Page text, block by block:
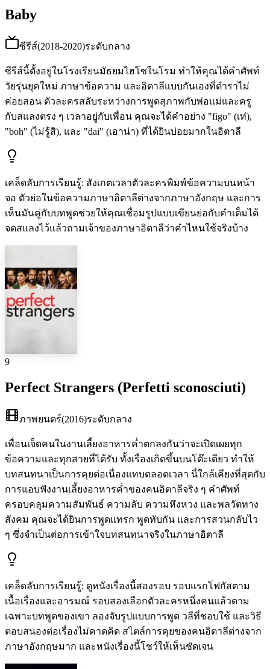
Baby
ซีรีส์(2018-2020)ระดับกลาง
ซีรีส์นี้ตั้งอยู่ในโรงเรียนมัธยมไฮโซในโรม ทำให้คุณได้คำศัพท์
วัยรุ่นยุคใหม่ ภาษาข้อความ และอิตาลีแบบกันเองที่ตำราไม่
ค่อยสอน ตัวละครสลับระหว่างการพูดสุภาพกับพ่อแม่และครู
กับสแลงตรง ๆ เวลาอยู่กับเพื่อน คุณจะได้คำอย่าง "figo" (เท่),
"boh" (ไม่รู้สิ), และ "dai" (เอาน่า) ที่ได้ยินบ่อยมากในอิตาลี
เคล็ดลับการเรียนรู้: สังเกตเวลาตัวละครพิมพ์ข้อความบนหน้า
จอ ตัวย่อในข้อความภาษาอิตาลีต่างจากภาษาอังกฤษ และการ
เห็นมันคู่กับบทพูดช่วยให้คุณเชื่อมรูปแบบเขียนย่อกับคำเต็มได้
จดสแลงไว้แล้วถามเจ้าของภาษาอิตาลีว่าคำไหนใช้จริงบ้าง
9
Perfect Strangers (Perfetti sconosciuti)
ภาพยนตร์(2016)ระดับกลาง
เพื่อนเจ็ดคนในงานเลี้ยงอาหารค่ำตกลงกันว่าจะเปิดเผยทุก
ข้อความและทุกสายที่ได้รับ ทั้งเรื่องเกิดขึ้นบนโต๊ะเดียว ทำให้
บทสนทนาเป็นการคุยต่อเนื่องแทบตลอดเวลา นี่ใกล้เคียงที่สุดกับ
การแอบฟังงานเลี้ยงอาหารค่ำของคนอิตาลีจริง ๆ คำศัพท์
ครอบคลุมความสัมพันธ์ ความลับ ความหึงหวง และพลวัตทาง
สังคม คุณจะได้ยินการพูดแทรก พูดทับกัน และการสวนกลับไว
ๆ ซึ่งจำเป็นต่อการเข้าใจบทสนทนาจริงในภาษาอิตาลี
เคล็ดลับการเรียนรู้: ดูหนังเรื่องนี้สองรอบ รอบแรกโฟกัสตาม
เนื้อเรื่องและอารมณ์ รอบสองเลือกตัวละครหนึ่งคนแล้วตาม
เฉพาะบทพูดของเขา ลองจับรูปแบบการพูด วลีที่ชอบใช้ และวิธี
ตอบสนองต่อเรื่องไม่คาดคิด สไตล์การคุยของคนอิตาลีต่างจาก
ภาษาอังกฤษมาก และหนังเรื่องนี้โชว์ให้เห็นชัดเจน